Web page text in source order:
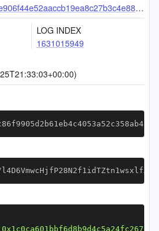
LOG INDEX
1631015949